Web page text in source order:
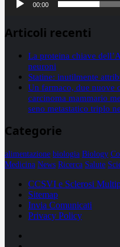
00:00
Articoli recenti
La proteina chiave
neuroni
Statine: inutilmente
Un farmaco, due nuove
carcinoma mammario
seno metastatico triplo
Categorie
alimentazione biologia Biology
Medicina News Ricerca Salute
CCSVI e Sclerosi
Sitemap
Invia Comunicati
Privacy Policy